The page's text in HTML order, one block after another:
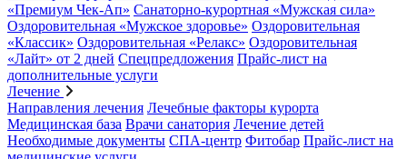
«Премиум Чек-Ап» Санаторно-курортная «Мужская сила»
Оздоровительная «Мужское здоровье» Оздоровительная
«Классик» Оздоровительная «Релакс» Оздоровительная
«Лайт» от 2 дней Спецпредложения Прайс-лист на
дополнительные услуги
Лечение
Направления лечения Лечебные факторы курорта
Медицинская база Врачи санатория Лечение детей
Необходимые документы СПА-центр Фитобар Прайс-лист на